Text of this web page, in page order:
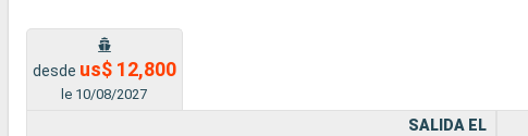
desde us$ 12,800
le 10/08/2027
SALIDA EL